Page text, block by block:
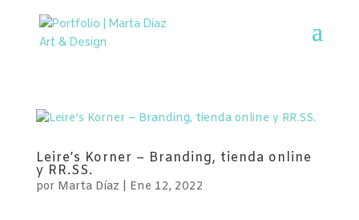
Leire’s Korner – Branding, tienda online
y RR.SS.
por Marta Díaz Ene 12, 2022